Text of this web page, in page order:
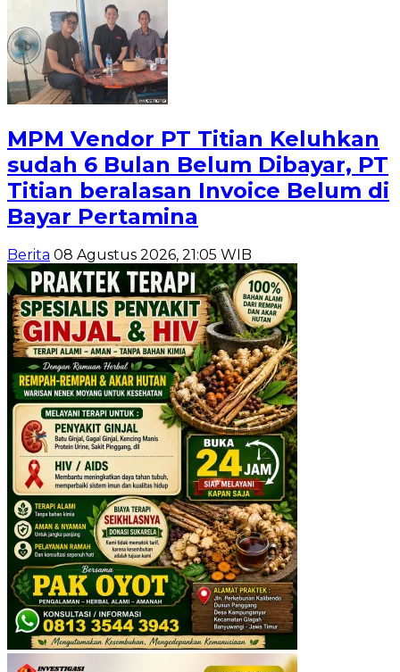
MPM Vendor PT Titian Keluhkan
sudah 6 Bulan Belum Dibayar, PT
Titian beralasan Invoice Belum di
Bayar Pertamina
Berita 08 Agustus 2026, 21:05 WIB